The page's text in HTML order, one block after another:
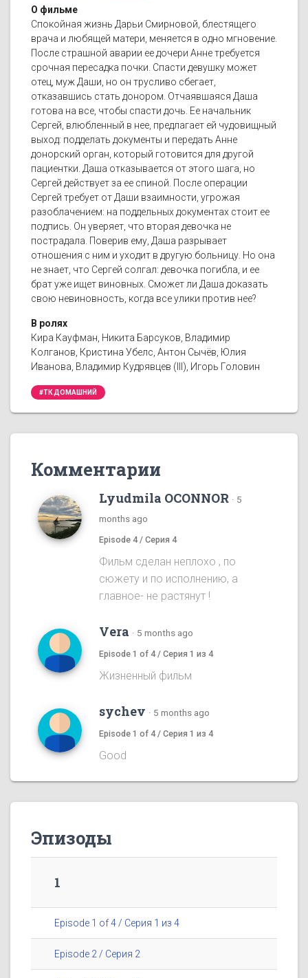
О фильме
Спокойная жизнь Дарьи Смирновой, блестящего
врача и любящей матери, меняется в одно мгновение.
После страшной аварии ее дочери Анне требуется
срочная пересадка почки. Спасти девушку может
отец, муж Даши, но он трусливо сбегает,
отказавшись стать донором. Отчаявшаяся Даша
готова на все, чтобы спасти дочь. Ее начальник
Сергей, влюбленный в нее, предлагает ей чудовищный
выход: подделать документы и передать Анне
донорский орган, который готовится для другой
пациентки. Даша отказывается от этого шага, но
Сергей действует за ее спиной. После операции
Сергей требует от Даши взаимности, угрожая
разоблачением: на поддельных документах стоит ее
подпись. Он уверяет, что вторая девочка не
пострадала. Поверив ему, Даша разрывает
отношения с ним и уходит в другую больницу. Но она
не знает, что Сергей солгал: девочка погибла, и ее
брат уже ищет виновных. Сможет ли Даша доказать
свою невиновность, когда все улики против нее?
В ролях
Кира Кауфман, Никита Барсуков, Владимир
Колганов, Кристина Убелс, Антон Сычёв, Юлия
Иванова, Владимир Кудрявцев (III), Игорь Головин
#ТК ДОМАШНИЙ
Комментарии
Lyudmila OCONNOR · 5
months ago
Episode 4 / Серия 4
Фильм сделан неплохо , по
сюжету и по исполнению, а
главное- не растянут !
Vera · 5 months ago
Episode 1 of 4 / Серия 1 из 4
Жизненный фильм
sychev · 5 months ago
Episode 1 of 4 / Серия 1 из 4
Good
Эпизоды
1
Episode 1 of 4 / Серия 1 из 4
Episode 2 / Серия 2